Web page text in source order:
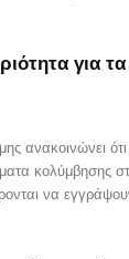
για
ανακοινώνει
κολύμβησης
να